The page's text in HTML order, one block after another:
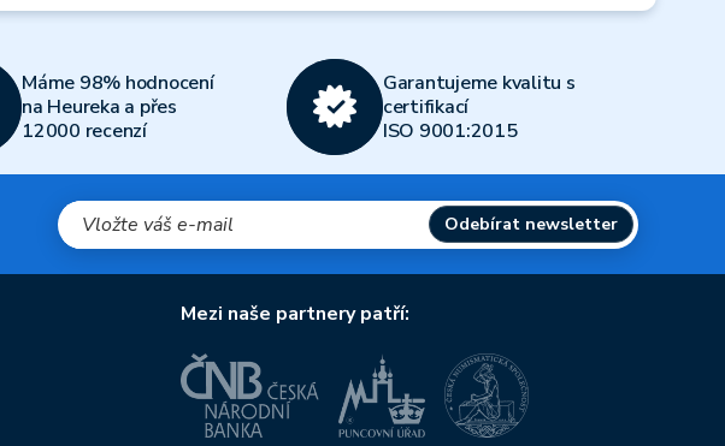
Máme 98% hodnocení
na Heureka a přes
12000 recenzí
Garantujeme kvalitu s
certifikací
ISO 9001:2015
Odebírat newsletter
Mezi naše partnery patří: